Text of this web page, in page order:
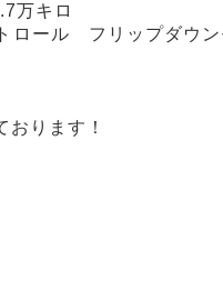
万キロ
ール フリップダウ
ります！